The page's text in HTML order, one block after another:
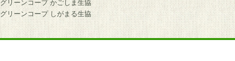
グリーンコープ かごしま生協
グリーンコープ しがまる生協